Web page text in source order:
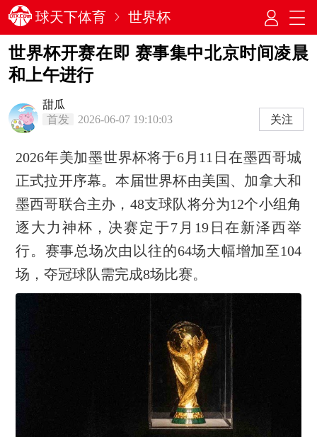
球天下体育 世界杯
世界杯开赛在即 赛事集中北京时间凌晨
和上午进行
甜瓜
首发
2026-06-07 19:10:03 关注
2026年美加墨世界杯将于6月11日在墨西哥城
正式拉开序幕。本届世界杯由美国、加拿大和
墨西哥联合主办，48支球队将分为12个小组角
逐大力神杯，决赛定于7月19日在新泽西举
行。赛事总场次由以往的64场大幅增加至104
场，夺冠球队需完成8场比赛。